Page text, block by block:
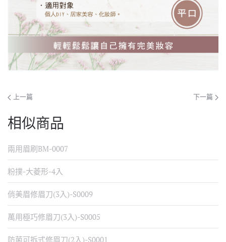
上一篇 下一篇
相似商品
兩用眉刷BM-0007
粉撲-大菱形-4入
俏美眉修眉刀(3入)-S0009
萬用極巧修眉刀(3入)-S0005
防菌可拆式修眉刀(2入)-S0001